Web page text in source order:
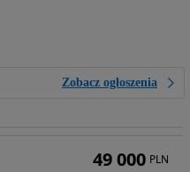
Zobacz ogłoszenia
49 000 PLN